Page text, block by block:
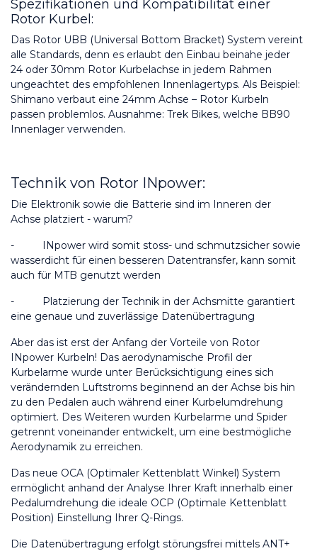
Spezifikationen und Kompatibilität einer
Rotor Kurbel:
Das Rotor UBB (Universal Bottom Bracket) System vereint
alle Standards, denn es erlaubt den Einbau beinahe jeder
24 oder 30mm Rotor Kurbelachse in jedem Rahmen
ungeachtet des empfohlenen Innenlagertyps. Als Beispiel:
Shimano verbaut eine 24mm Achse – Rotor Kurbeln
passen problemlos. Ausnahme: Trek Bikes, welche BB90
Innenlager verwenden.
Technik von Rotor INpower:
Die Elektronik sowie die Batterie sind im Inneren der
Achse platziert - warum?
-
INpower wird somit stoss- und schmutzsicher sowie
wasserdicht für einen besseren Datentransfer, kann somit
auch für MTB genutzt werden
- Platzierung der Technik in der Achsmitte garantiert
eine genaue und zuverlässige Datenübertragung
Aber das ist erst der Anfang der Vorteile von Rotor
INpower Kurbeln! Das aerodynamische Profil der
Kurbelarme wurde unter Berücksichtigung eines sich
verändernden Luftstroms beginnend an der Achse bis hin
zu den Pedalen auch während einer Kurbelumdrehung
optimiert. Des Weiteren wurden Kurbelarme und Spider
getrennt voneinander entwickelt, um eine bestmögliche
Aerodynamik zu erreichen.
Das neue OCA (Optimaler Kettenblatt Winkel) System
ermöglicht anhand der Analyse Ihrer Kraft innerhalb einer
Pedalumdrehung die ideale OCP (Optimale Kettenblatt
Position) Einstellung Ihrer Q-Rings.
Die Datenübertragung erfolgt störungsfrei mittels ANT+